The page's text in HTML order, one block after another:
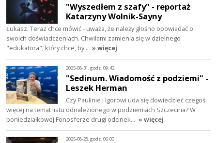
"Wyszedłem z szafy" - reportaż
Katarzyny Wolnik-Sayny
Łukasz. Teraz chce mówić - uważa, że należy głośno opowiadać o
swoich doświadczeniach. Chwilami zamienia się w dzielnego
"edukatora", który chce, by… » więcej
2025-08-31, godz. 09:42
"Sedinum. Wiadomość z podziemi" -
Leszek Herman
Czy Paulinie i Igorowi uda się dowiedzieć czegoś
więcej na temat listu odnalezionego w podziemiach Szczecina? W
poniedziałkowej Fonosferze drugi odcinek… » więcej
2025-08-28, godz. 06:00